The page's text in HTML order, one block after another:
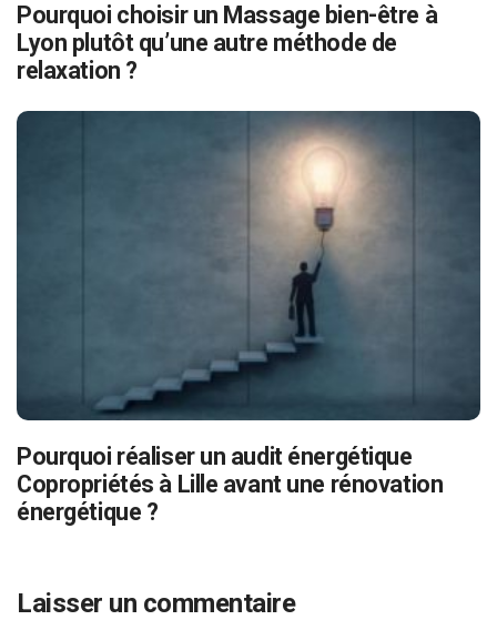
Pourquoi choisir un Massage bien-être à
Lyon plutôt qu’une autre méthode de
relaxation ?
Pourquoi réaliser un audit énergétique
Copropriétés à Lille avant une rénovation
énergétique ?
Laisser un commentaire